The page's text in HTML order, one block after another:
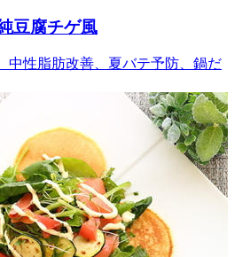
豆腐チゲ風
中性脂肪改善、夏バテ予防、鍋だ